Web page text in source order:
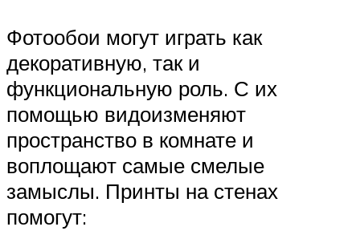
Фотообои могут играть как
декоративную, так и
функциональную роль. С их
помощью видоизменяют
пространство в комнате и
воплощают самые смелые
замыслы. Принты на стенах
помогут: